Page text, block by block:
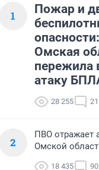
1
Пожар и
Омская
пережила
атаку
28 255 21
2
ПВО отражает
Омской
18 435 90